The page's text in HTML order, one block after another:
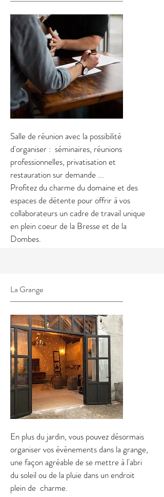
Salle de réunion avec la possibilité
d'organiser : séminaires, réunions
professionnelles, privatisation et
restauration sur demande ...
Profitez du charme du domaine et des
espaces de détente pour offrir à vos
collaborateurs un cadre de travail unique
en plein coeur de la Bresse et de la
Dombes.
La Grange
En plus du jardin, vous pouvez désormais
organiser vos évènements dans la grange,
une façon agréable de se mettre à l'abri
du soleil ou de la pluie dans un endroit
plein de charme.